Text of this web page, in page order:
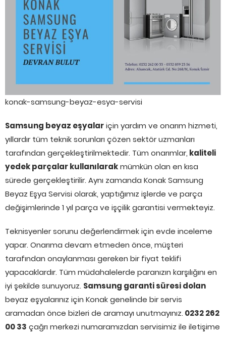
konak-samsung-beyaz-esya-servisi
Samsung beyaz eşyalariçin yardım ve onarım hizmeti,
yıllardır tüm teknik sorunları çözen sektör uzmanları
tarafından gerçekleştirilmektedir. Tüm onarımlar, kaliteli
yedek parçalar kullanılarakmümkün olan en kısa
sürede gerçekleştirilir. Aynı zamanda Konak Samsung
Beyaz Eşya Servisi olarak, yaptığımız işlerde ve parça
değişimlerinde 1 yıl parça ve işçilik garantisi vermekteyiz.
Teknisyenler sorunu değerlendirmek için evde inceleme
yapar. Onarıma devam etmeden önce, müşteri
tarafından onaylanması gereken bir fiyat teklifi
yapacaklardır. Tüm müdahalelerde paranızın karşılığını en
iyi şekilde sunuyoruz. Samsung garanti süresi dolan
beyaz eşyalarınız için Konak genelinde bir servis
aramadan önce bizleri de aramayı unutmayınız. 0232 262
00 33 çağrı merkezi numaramızdan servisimiz ile iletişime